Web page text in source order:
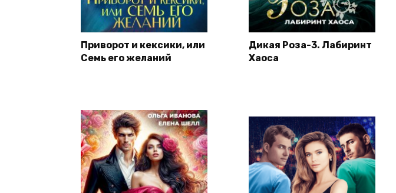
Приворот и кексики, или
Семь его желаний
Дикая Роза-3. Лабиринт
Хаоса